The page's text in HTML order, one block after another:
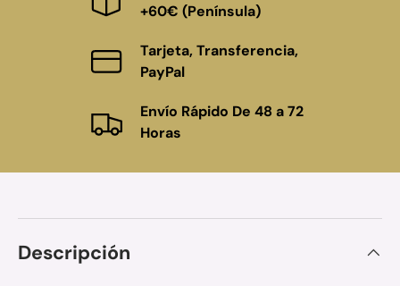
+60€ (Península)
Tarjeta, Transferencia,
PayPal
Envío Rápido De 48 a 72
Horas
Descripción